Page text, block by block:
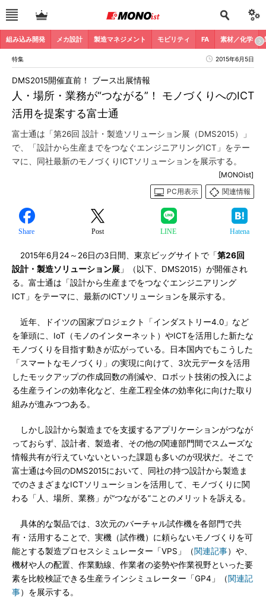
組み込み開発 メカ設計 製造マネジメント モビリティ FA 素材／化学
特集 2015年6月5日
人・場所・業務が“つながる”！ モノづくりへのICT
活用を提案する富士通
DMS2015開催直前！ ブース出展情報
富士通は「第26回 設計・製造ソリューション展（DMS2015）」
で、「設計から生産までをつなぐエンジニアリングICT」をテー
マに、同社最新のモノづくりICTソリューションを展示する。
[MONOist]
PC用表示
関連情報
Share Post LINE Hatena
2015年6月24～26日の3日間、東京ビッグサイトで「第26回
設計・製造ソリューション展 」（以下、DMS2015）が開催され
る。富士通は「設計から生産までをつなぐエンジニアリング
ICT」をテーマに、最新のICTソリューションを展示する。
近年、ドイツの国家プロジェクト「インダストリー4.0」など
を筆頭に、IoT（モノのインターネット）やICTを活用した新たな
モノづくりを目指す動きが広がっている。日本国内でもこうした
「スマートなモノづくり」の実現に向けて、3次元データを活用
したモックアップの作成回数の削減や、ロボット技術の投入によ
る生産ラインの効率化など、生産工程全体の効率化に向けた取り
組みが進みつつある。
しかし設計から製造までを支援するアプリケーションがつなが
っておらず、設計者、製造者、その他の関連部門間でスムーズな
情報共有が行えていないといった課題も多いのが現状だ。そこで
富士通は今回のDMS2015において、同社の持つ設計から製造ま
でのさまざまなICTソリューションを活用して、モノづくりに関
わる「人、場所、業務」が“つながる”ことのメリットを訴える。
具体的な製品では、3次元のバーチャル試作機を各部門で共
有・活用することで、実機（試作機）に頼らないモノづくりを可
能とする製造プロセスシミュレーター「VPS」（関連記事）や、
機材や人の配置、作業動線、作業者の姿勢や作業視野といった要
素を比較検証できる生産ラインシミュレーター「GP4」（関連記
事）を展示する。